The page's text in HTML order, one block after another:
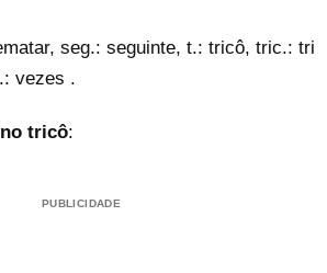
seg.: seguinte, t.: tricô, tric.: tri
vezes .
tricô:
PUBLICIDADE